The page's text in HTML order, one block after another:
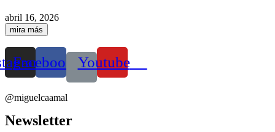
abril 16, 2026
mira más
Facebook Youtube
@miguelcaamal
Newsletter